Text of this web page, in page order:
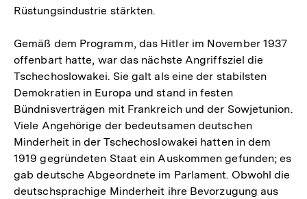
Rüstungsindustrie stärkten.
Gemäß dem Programm, das Hitler im November 1937
offenbart hatte, war das nächste Angriffsziel die
Tschechoslowakei. Sie galt als eine der stabilsten
Demokratien in Europa und stand in festen
Bündnisverträgen mit Frankreich und der Sowjetunion.
Viele Angehörige der bedeutsamen deutschen
Minderheit in der Tschechoslowakei hatten in dem
1919 gegründeten Staat ein Auskommen gefunden; es
gab deutsche Abgeordnete im Parlament. Obwohl die
deutschsprachige Minderheit ihre Bevorzugung aus